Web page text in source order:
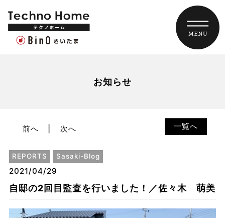
お知らせ
一覧へ
前へ 次へ
REPORTS Sasaki-Blog
2021/04/29
自邸の2回目監査を行いました！／佐々木 萌美